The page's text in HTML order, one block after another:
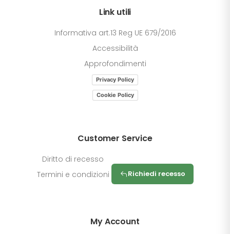
Link utili
Informativa art.13 Reg UE 679/2016
Accessibilità
Approfondimenti
Privacy Policy
Cookie Policy
Customer Service
Diritto di recesso
Termini e condizioni
Richiedi recesso
My Account